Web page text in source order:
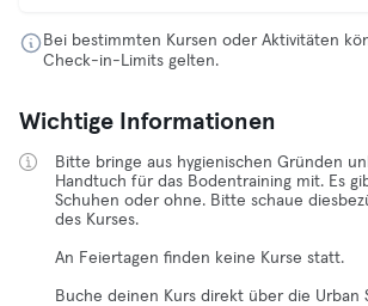
Bei bestimmten Kursen oder Aktivitäten
Check-in-Limits gelten.
Wichtige Informationen
Bitte bringe aus hygienischen Gründen
Handtuch für das Bodentraining mit. Es
Schuhen oder ohne. Bitte schaue
des Kurses.
An Feiertagen finden keine Kurse statt.
Buche deinen Kurs direkt über die Urban